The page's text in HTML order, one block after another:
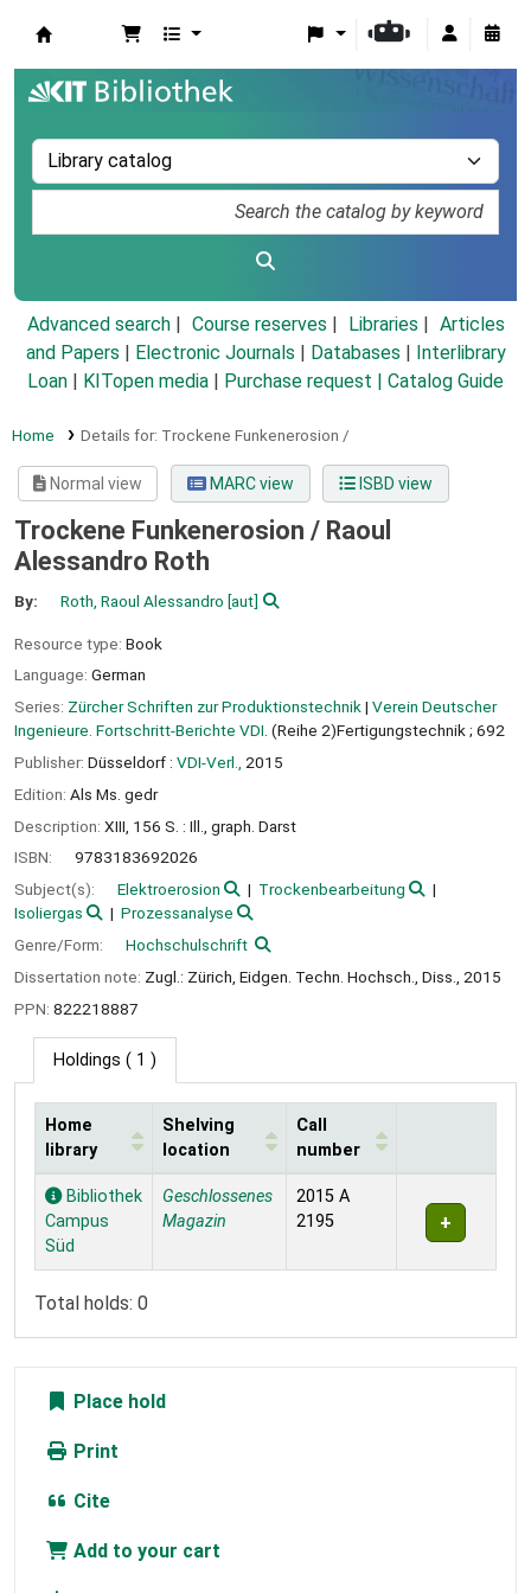
Advanced search Course reserves Libraries
Articles
and Papers
Electronic Journals Databases
Interlibrary
Loan
KITopen media Purchase request | Catalog Guide
Home Details for: Trockene Funkenerosion /
Normal view MARC view ISBD view
Trockene Funkenerosion / Raoul
Alessandro Roth
By: Roth, Raoul Alessandro [aut]
Resource type: Book
Language: German
Series: Zürcher Schriften zur Produktionstechnik | Verein Deutscher
Ingenieure. Fortschritt-Berichte VDI . (Reihe 2)Fertigungstechnik ; 692
Publisher: Düsseldorf : VDI-Verl.,
2015
Edition: Als Ms. gedr
Description: XIII, 156 S. : Ill., graph. Darst
ISBN:
9783183692026
Subject(s):
Elektroerosion
Trockenbearbeitung
Isoliergas
Prozessanalyse
Genre/Form:
Hochschulschrift
Dissertation note: Zugl.: Zürich, Eidgen. Techn. Hochsch., Diss., 2015
PPN: 822218887
Holdings ( 1 )
Holdings
Home
library
Shelving
location
Call
number
Bibliothek
Campus
Süd
Geschlossenes
Magazin
2015 A
2195
Total holds: 0
Place hold
Print
Cite
Add to your cart